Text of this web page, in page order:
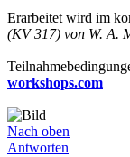
Erarbeitet wird im
(KV 317) von W. A.
workshops.com
Nach oben
Antworten